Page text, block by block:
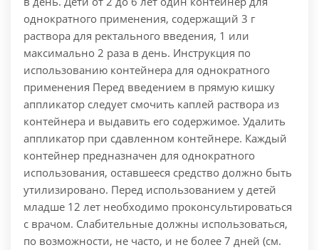
однократного применения, содержащий 3 г
раствора для ректального введения, 1 или
максимально 2 раза в день. Инструкция по
использованию контейнера для однократного
применения Перед введением в прямую кишку
аппликатор следует смочить каплей раствора из
контейнера и выдавить его содержимое. Удалить
аппликатор при сдавленном контейнере. Каждый
контейнер предназначен для однократного
использования, оставшееся средство должно быть
утилизировано. Перед использованием у детей
младше 12 лет необходимо проконсультироваться
с врачом. Слабительные должны использоваться,
по возможности, не часто, и не более 7 дней (см.